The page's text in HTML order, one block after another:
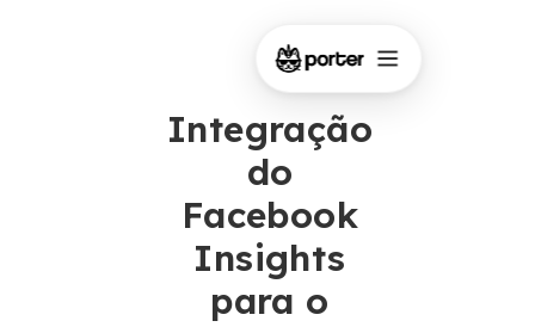
Integração
do
Facebook
Insights
para o